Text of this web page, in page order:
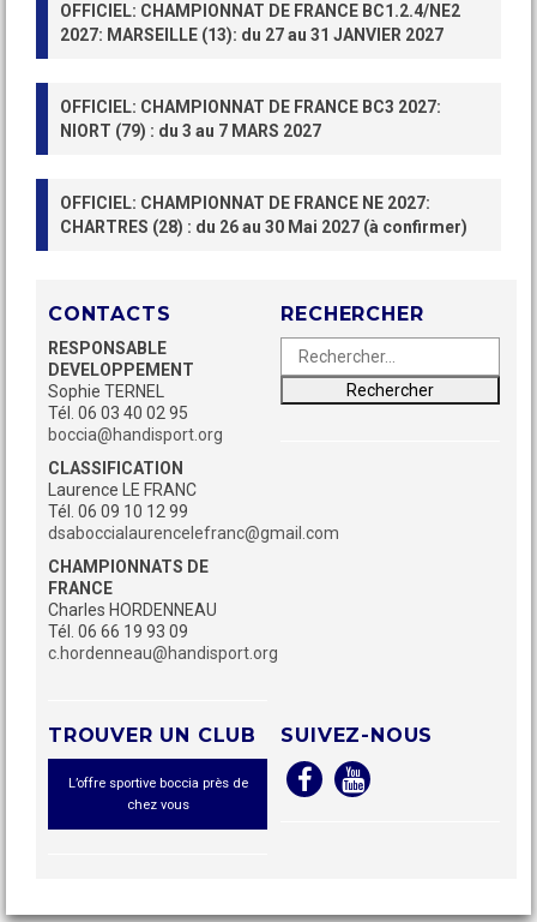
OFFICIEL: CHAMPIONNAT DE FRANCE BC1.2.4/NE2
2027: MARSEILLE (13): du 27 au 31 JANVIER 2027
OFFICIEL: CHAMPIONNAT DE FRANCE BC3 2027:
NIORT (79) : du 3 au 7 MARS 2027
OFFICIEL: CHAMPIONNAT DE FRANCE NE 2027:
CHARTRES (28) : du 26 au 30 Mai 2027 (à confirmer)
CONTACTS
RESPONSABLE
DEVELOPPEMENT
Sophie TERNEL
Tél. 06 03 40 02 95
boccia@handisport.org
CLASSIFICATION
Laurence LE FRANC
Tél. 06 09 10 12 99
dsaboccialaurencelefranc@gmail.com
CHAMPIONNATS DE
FRANCE
Charles HORDENNEAU
Tél. 06 66 19 93 09
c.hordenneau@handisport.org
RECHERCHER
Rechercher :
TROUVER UN CLUB
L’offre sportive boccia près de
chez vous
SUIVEZ-NOUS